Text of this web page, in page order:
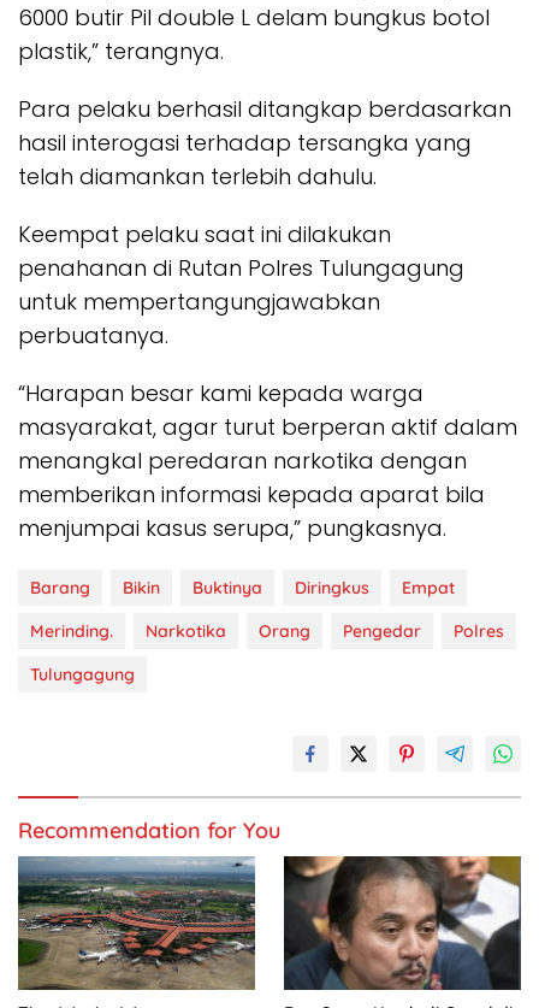
6000 butir Pil double L delam bungkus botol
plastik,” terangnya.
Para pelaku berhasil ditangkap berdasarkan
hasil interogasi terhadap tersangka yang
telah diamankan terlebih dahulu.
Keempat pelaku saat ini dilakukan
penahanan di Rutan Polres Tulungagung
untuk mempertangungjawabkan
perbuatanya.
“Harapan besar kami kepada warga
masyarakat, agar turut berperan aktif dalam
menangkal peredaran narkotika dengan
memberikan informasi kepada aparat bila
menjumpai kasus serupa,” pungkasnya.
Barang Bikin Buktinya Diringkus
Empat
Merinding.
Narkotika Orang Pengedar
Polres
Tulungagung
Recommendation for You